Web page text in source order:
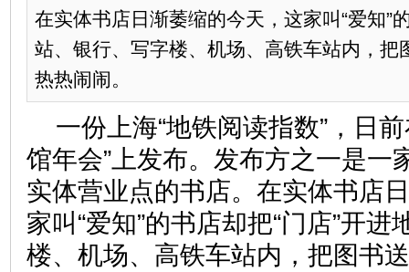
在实体书店日渐萎缩的今天，这家叫“爱知”
站、银行、写字楼、机场、高铁车站内，把
热热闹闹。
一份上海“地铁阅读指数”，日
馆年会”上发布。发布方之一是一
实体营业点的书店。在实体书店
家叫“爱知”的书店却把“门店”开
楼、机场、高铁车站内，把图书